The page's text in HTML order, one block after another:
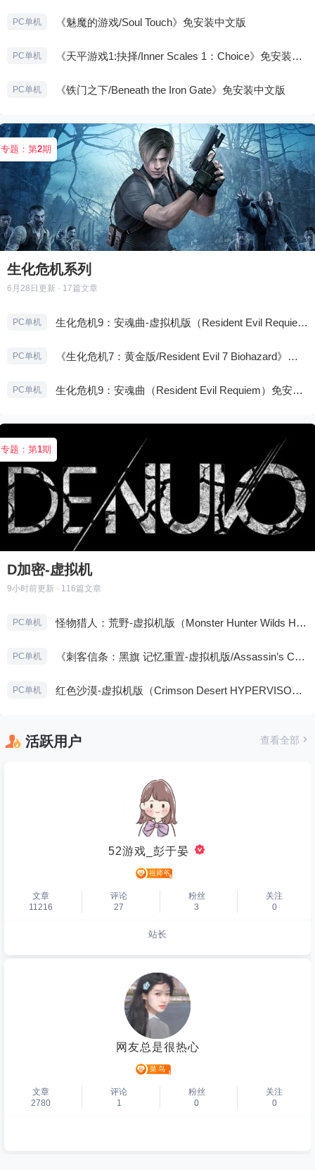
PC单机 《魅魔的游戏/Soul Touch》免安装中文版
PC单机 《天平游戏1:抉择/Inner Scales 1：Choice》免安装中文版
PC单机 《铁门之下/Beneath the Iron Gate》免安装中文版
专题：第2期
生化危机系列
6月28日 更新 · 17篇文章
PC单机 生化危机9：安魂曲-虚拟机版（Resident Evil Requiem HYPERVISOR）免安装中文版
PC单机 《生化危机7：黄金版/Resident Evil 7 Biohazard》免安装中文版
PC单机 生化危机9：安魂曲（Resident Evil Requiem）免安装中文版
专题：第1期
D加密-虚拟机
9小时前更新 · 116篇文章
PC单机 怪物猎人：荒野-虚拟机版（Monster Hunter Wilds HYPERVISOR）免安装中文版
PC单机 《刺客信条：黑旗 记忆重置-虚拟机版/Assassin’s Creed Black Flag Resynced HYPERVISOR》免安装中文版
PC单机 红色沙漠-虚拟机版（Crimson Desert HYPERVISOR）免安装中文版
活跃用户 查看全部
52游戏_彭于晏
文章
11216
评论
27
粉丝
3
关注
0
站长
个人主页
网友总是很热心
文章
2780
评论
1
粉丝
0
关注
0